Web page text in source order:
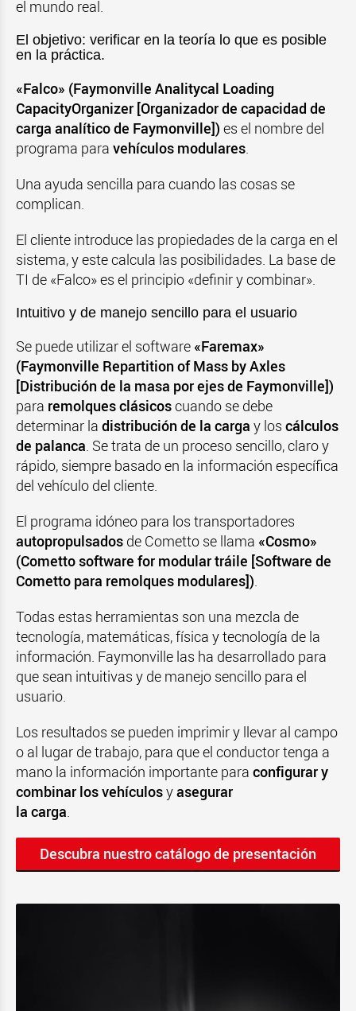
el mundo real.
El objetivo: verificar en la teoría lo que es posible
en la práctica.
«Falco» (Faymonville Analitycal Loading
CapacityOrganizer [Organizador de capacidad de
carga analítico de Faymonville]) es el nombre del
programa para vehículos modulares.
Una ayuda sencilla para cuando las cosas se
complican.
El cliente introduce las propiedades de la carga en el
sistema, y este calcula las posibilidades. La base de
TI de «Falco» es el principio «definir y combinar».
Intuitivo y de manejo sencillo para el usuario
Se puede utilizar el software «Faremax»
(Faymonville Repartition of Mass by Axles
[Distribución de la masa por ejes de Faymonville])
para remolques clásicoscuando se debe
determinar la distribución de la carga y los cálculos
de palanca. Se trata de un proceso sencillo, claro y
rápido, siempre basado en la información específica
del vehículo del cliente.
El programa idóneo para los transportadores
autopropulsados de Cometto se llama «Cosmo»
(Cometto software for modular tráile [Software de
Cometto para remolques modulares]).
Todas estas herramientas son una mezcla de
tecnología, matemáticas, física y tecnología de la
información. Faymonville las ha desarrollado para
que sean intuitivas y de manejo sencillo para el
usuario.
Los resultados se pueden imprimir y llevar al campo
o al lugar de trabajo, para que el conductor tenga a
mano la información importante para configurar y
combinar los vehículosyasegurar
la carga.
Descubra nuestro catálogo de presentación